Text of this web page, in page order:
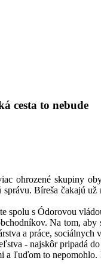
cesta to nebude
ohrozené skupiny
Bíreša čakajú
spolu s Ódorovou
Na tom,
a práce, sociálnych
- najskôr pripadá
ľuďom to